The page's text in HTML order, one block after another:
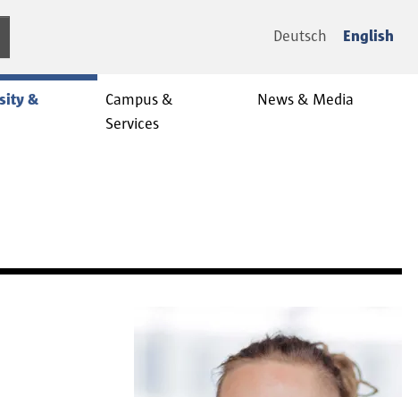
Deutsch English
&
Campus &
Services
News & Media